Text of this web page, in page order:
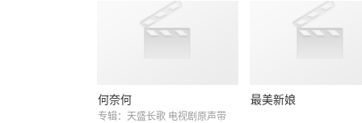
何奈何
专辑：天盛长歌 电视剧原声带
最美新娘